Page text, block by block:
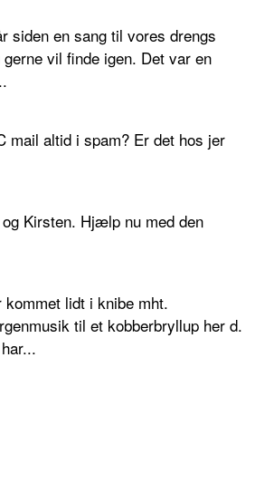
siden en sang til vores drengs
vil finde igen. Det var en
mail altid i spam? Er det hos jer
Kirsten. Hjælp nu med den
lidt i knibe mht.
til et kobberbryllup her d.